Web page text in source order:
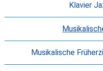
Klavier
Musikalische